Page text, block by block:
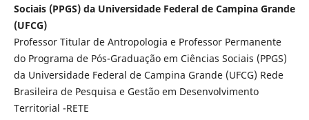
Sociais (PPGS) da Universidade Federal de Campina Grande
(UFCG)
Professor Titular de Antropologia e Professor Permanente
do Programa de Pós-Graduação em Ciências Sociais (PPGS)
da Universidade Federal de Campina Grande (UFCG) Rede
Brasileira de Pesquisa e Gestão em Desenvolvimento
Territorial -RETE